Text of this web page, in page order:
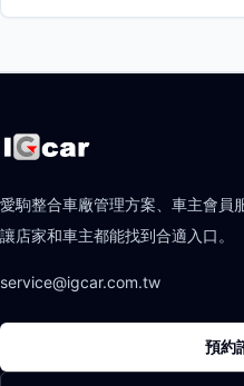
愛駒整合車廠管理方案、車主會員
讓店家和車主都能找到合適入口。
service@igcar.com.tw
預約